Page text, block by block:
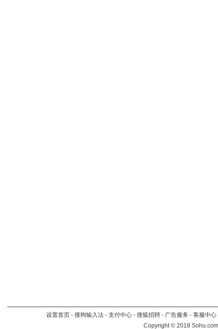
设置首页 - 搜狗输入法 - 支付中心 - 搜狐招聘 - 广告服务 - 客服中心
Copyright©2018